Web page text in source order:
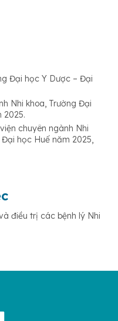
Đại học Y Dược – Đại
Nhi khoa, Trường Đại
2025.
chuyên ngành Nhi
học Huế năm 2025,
điều trị các bệnh lý Nhi